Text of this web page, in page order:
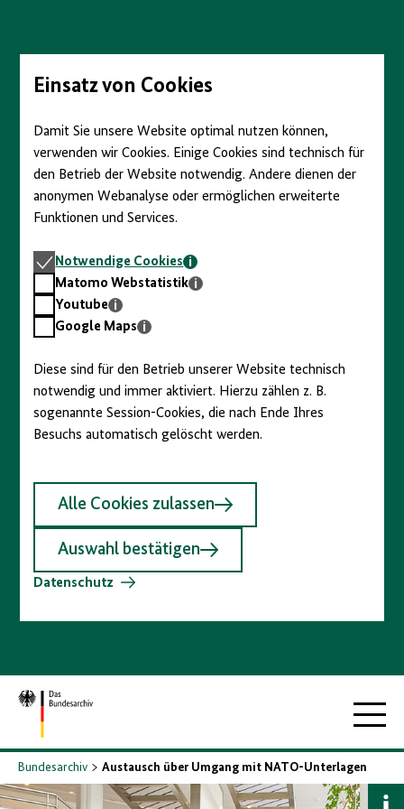
Seiteninhalt
springenEinsatz von Cookies
Damit Sie unsere Website optimal nutzen können,
verwenden wir Cookies. Einige Cookies sind technisch für
den Betrieb der Website notwendig. Andere dienen der
anonymen Webanalyse oder ermöglichen erweiterte
Funktionen und Services.
Notwendige
Cookies
Notwendige Cookies
Matomo
Webstatistik
Matomo Webstatistik
Youtube
Youtube
GoogleGoogle Maps
Diese sind für den Betrieb unserer Website technisch
notwendig und immer aktiviert. Hierzu zählen z. B.
sogenannte Session-Cookies, die nach Ende Ihres
Besuchs automatisch gelöscht werden.
Alle Cookies zulassen
Auswahl bestätigen
Datenschutz
Zur
Startseite
Bundesarchiv Austausch über Umgang mit NATO-Unterlagen